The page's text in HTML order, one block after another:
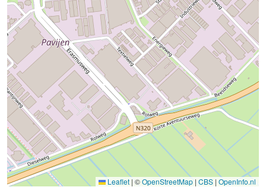
Leaflet | ©OpenStreetMap | CBS | OpenInfo.nl